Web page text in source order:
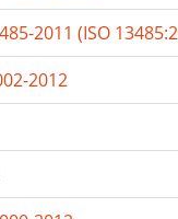
2011 (ISO
2012